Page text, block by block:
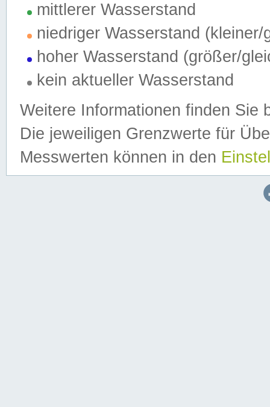
mittlerer Wasserstand
niedriger Wasserstand (kleiner/
hoher Wasserstand (größer/
kein aktueller Wasserstand
Weitere Informationen finden Sie
Die jeweiligen Grenzwerte für
Messwerten können in den